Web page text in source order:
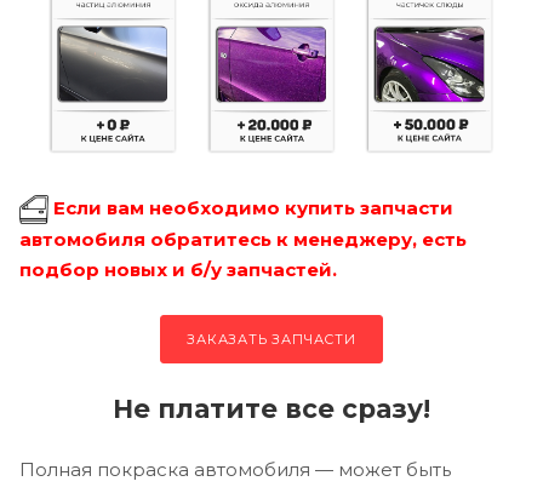
Если вам необходимо купить запчасти
автомобиля обратитесь к менеджеру, есть
подбор новых и б/у запчастей.
ЗАКАЗАТЬ ЗАПЧАСТИ
Не платите все сразу!
Полная покраска автомобиля — может быть